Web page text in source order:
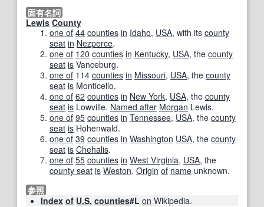
固有名詞
Lewis County
one of 44 counties in Idaho, USA, with its county
seat in Nezperce.
one of 120 counties in Kentucky, USA, the county
seat is Vanceburg.
one of 114 counties in Missouri, USA, the county
seat is Monticello.
one of 62 counties in New York, USA, the county
seat is Lowville. Named after Morgan Lewis.
one of 95 counties in Tennessee, USA, the county
seat is Hohenwald.
one of 39 counties in Washington USA, the county
seat is Chehalis.
one of 55 counties in West Virginia, USA, the
county seat is Weston. Origin of name unknown.
参照
Index of U.S. counties#L on Wikipedia.